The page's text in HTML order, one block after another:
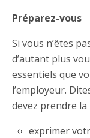
Préparez-vous
Si vous n’êtes
d’autant plus
essentiels que
l’employeur.
devez prendre
exprimer